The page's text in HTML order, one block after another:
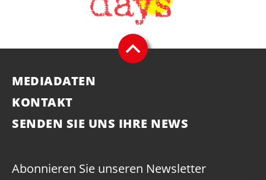
MEDIADATEN
KONTAKT
SENDEN SIE UNS IHRE NEWS
Abonnieren Sie unseren Newsletter